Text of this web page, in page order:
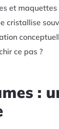
et
cristallise
ce pas ?
: